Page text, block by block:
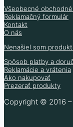
Všeobecné obchodné
Reklamačný formulár
Kontakt
O nás
Nenašiel som
Spôsob platby a
Reklamácie a vrátenia
Ako nakupovať
Prezerať produkty
Copyright © 2016